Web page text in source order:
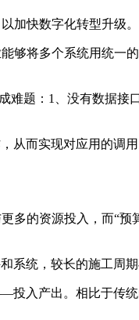
快数字化转型升级
将多个系统用统一
题：1、没有数据
从而实现对应用的调
的资源投入，而“
统，较长的施工周
入产出。相比于传